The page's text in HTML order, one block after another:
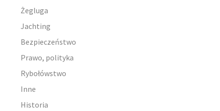
Żegluga
Jachting
Bezpieczeństwo
Prawo, polityka
Rybołówstwo
Inne
Historia